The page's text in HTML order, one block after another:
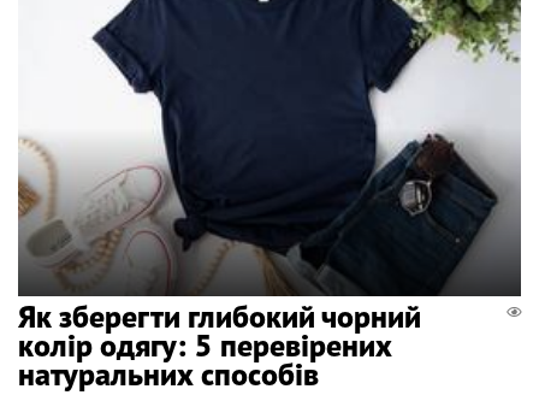
Як зберегти глибокий чорний
колір одягу: 5 перевірених
натуральних способів